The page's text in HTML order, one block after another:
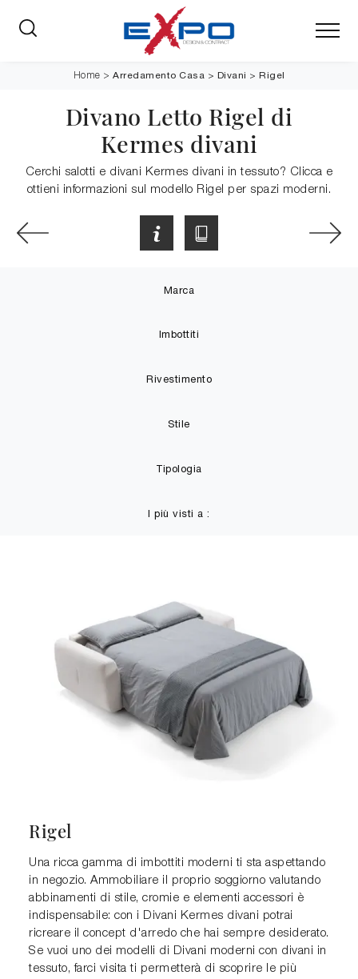
Home > Arredamento Casa > Divani > Rigel
Divano Letto Rigel di
Kermes divani
Cerchi salotti e divani Kermes divani in tessuto? Clicca e
ottieni informazioni sul modello Rigel per spazi moderni.
Marca
Imbottiti
Rivestimento
Stile
Tipologia
I più visti a :
Rigel
Una ricca gamma di imbottiti moderni ti sta aspettando
in negozio. Ammobiliare il proprio soggiorno valutando
abbinamenti di stile, cromie e elementi accessori è
indispensabile: con i Divani Kermes divani potrai
ricreare il concept d'arredo che hai sempre desiderato.
Se vuoi uno dei modelli di Divani moderni con divani in
tessuto, farci visita ti permetterà di scoprire le più